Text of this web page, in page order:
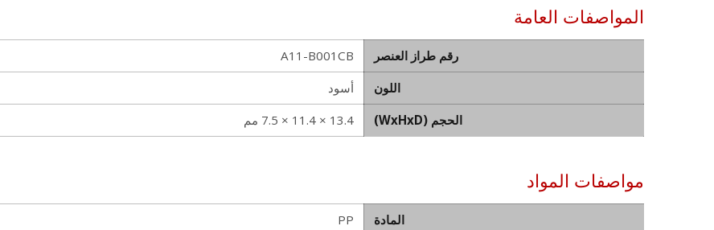
المواصفات العامة
رقم طراز العنصر
A11-B001CB
اللون
أسود
الحجم (WxHxD)
13.4 × 11.4 × 7.5 مم
مواصفات المواد
المادة PP